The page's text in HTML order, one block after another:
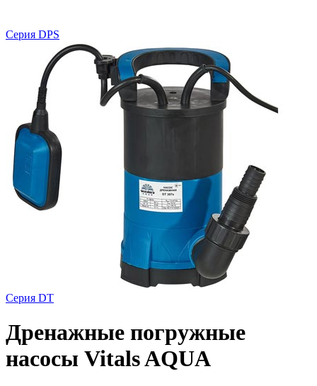
Серия DPS
Серия DT
Дренажные погружные
насосы Vitals AQUA